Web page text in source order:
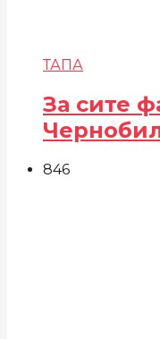
ТАПА
За сите
846